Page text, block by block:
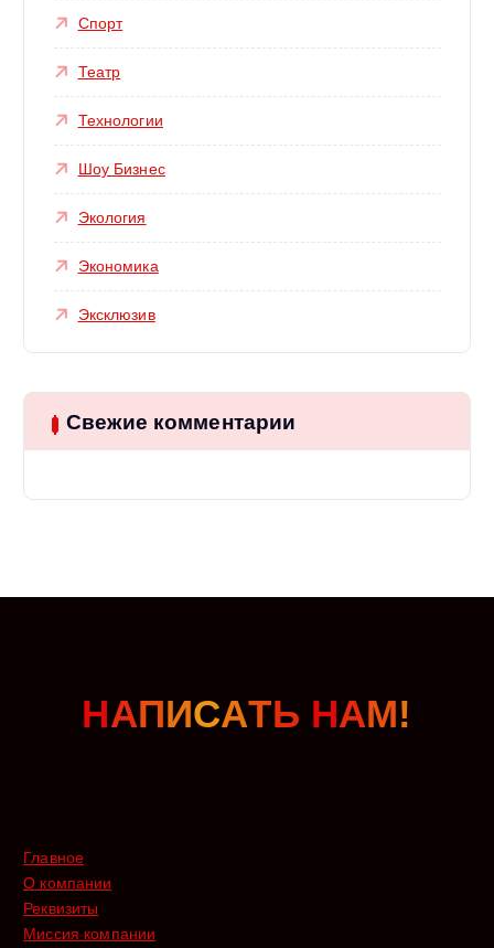
Спорт
Театр
Технологии
Шоу Бизнес
Экология
Экономика
Эксклюзив
Свежие комментарии
НАПИСАТЬ НАМ!
Главное
О компании
Реквизиты
Миссия компании